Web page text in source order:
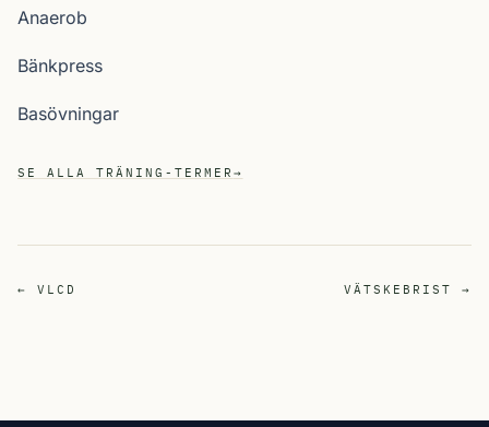
Anaerob
Bänkpress
Basövningar
SE ALLA TRÄNING-TERMER →
← VLCD VÄTSKEBRIST →